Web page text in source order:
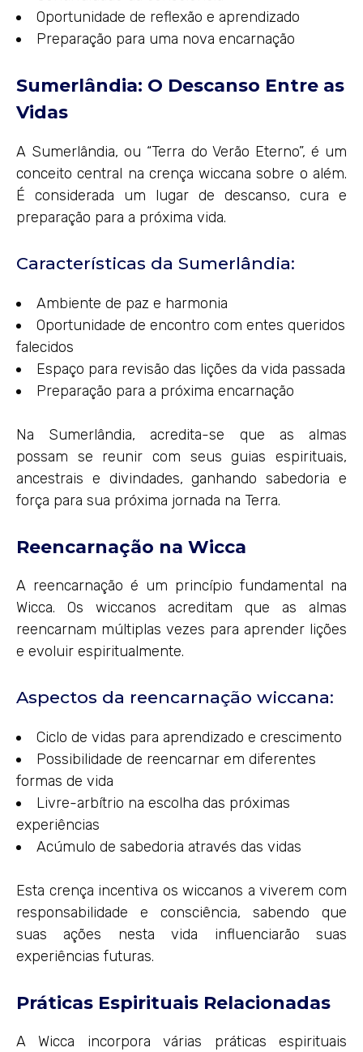
Oportunidade de reflexão e aprendizado
Preparação para uma nova encarnação
Sumerlândia: O Descanso Entre as
Vidas
A Sumerlândia, ou “Terra do Verão Eterno”, é um
conceito central na crença wiccana sobre o além.
É considerada um lugar de descanso, cura e
preparação para a próxima vida.
Características da Sumerlândia:
Ambiente de paz e harmonia
Oportunidade de encontro com entes queridos
falecidos
Espaço para revisão das lições da vida passada
Preparação para a próxima encarnação
Na Sumerlândia, acredita-se que as almas
possam se reunir com seus guias espirituais,
ancestrais e divindades, ganhando sabedoria e
força para sua próxima jornada na Terra.
Reencarnação na Wicca
A reencarnação é um princípio fundamental na
Wicca. Os wiccanos acreditam que as almas
reencarnam múltiplas vezes para aprender lições
e evoluir espiritualmente.
Aspectos da reencarnação wiccana:
Ciclo de vidas para aprendizado e crescimento
Possibilidade de reencarnar em diferentes
formas de vida
Livre-arbítrio na escolha das próximas
experiências
Acúmulo de sabedoria através das vidas
Esta crença incentiva os wiccanos a viverem com
responsabilidade e consciência, sabendo que
suas ações nesta vida influenciarão suas
experiências futuras.
Práticas Espirituais Relacionadas
A Wicca incorpora várias práticas espirituais